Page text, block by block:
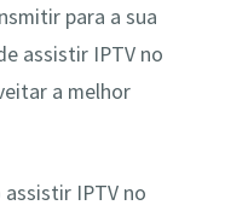
para a sua
assistir IPTV no
a melhor
IPTV no